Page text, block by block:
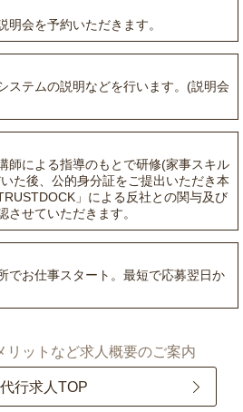
明会を予約いただきます。
ステムの説明などを行います。(説明会
師による指導のもとで研修(家事スキル
た後、公的身分証をご提出いただき本
」による反社との関与及び
させていただきます。
でお仕事スタート。最短で応募翌日か
リットなど求人概要のご案内
行求人TOP